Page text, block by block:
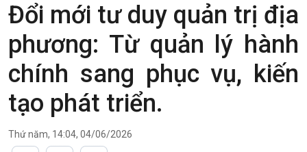
Đổi mới tư duy quản trị địa
phương: Từ quản lý hành
chính sang phục vụ, kiến
tạo phát triển.
Thứ năm, 14:04, 04/06/2026